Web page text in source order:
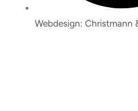
Webdesign: Christmann